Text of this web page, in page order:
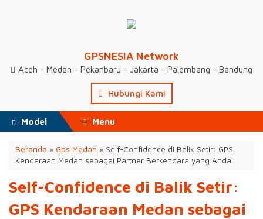
GPSNESIA Network
Aceh - Medan - Pekanbaru - Jakarta - Palembang - Bandung
Hubungi Kami
Model Menu
Beranda » Gps Medan » Self-Confidence di Balik Setir: GPS
Kendaraan Medan sebagai Partner Berkendara yang Andal
Self-Confidence di Balik Setir:
GPS Kendaraan Medan sebagai